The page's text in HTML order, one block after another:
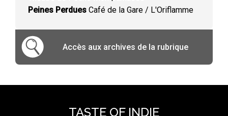
Peines Perdues Café de la Gare / L'Oriflamme
Accès aux archives de la rubrique
TASTE OF INDIE